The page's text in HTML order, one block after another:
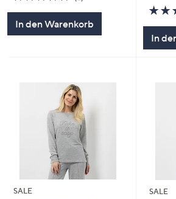
von
In den Warenkorb
In
SALE
SALE